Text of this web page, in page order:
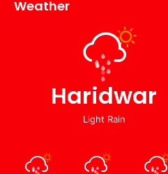
Weather
Haridwar
Light Rain